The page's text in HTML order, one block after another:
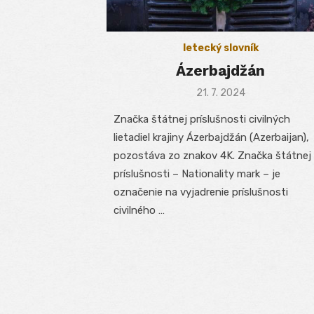
letecký slovník
Ázerbajdžán
Posted
21. 7. 2024
Značka štátnej príslušnosti civilných
lietadiel krajiny Ázerbajdžán (Azerbaijan),
pozostáva zo znakov 4K. Značka štátnej
príslušnosti – Nationality mark – je
označenie na vyjadrenie príslušnosti
civilného …